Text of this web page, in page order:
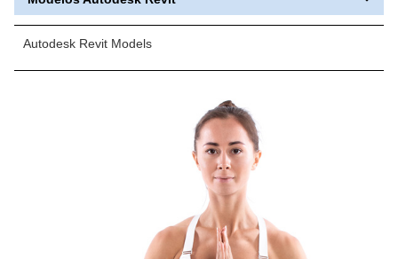
Autodesk Revit Models